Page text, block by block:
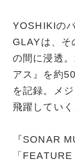
YOSHIKIの
GLAYは、そ
の間に浸透
アス』を約
を記録。メ
飛躍していく
『SONAR
「